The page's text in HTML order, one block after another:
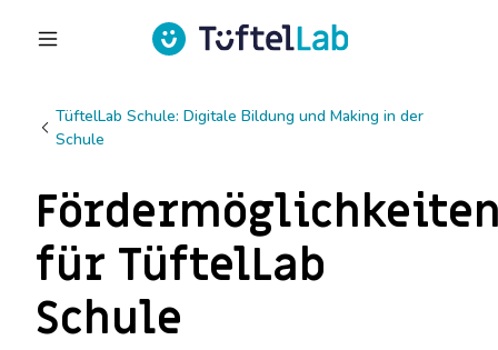
TüftelLab Schule: Digitale Bildung und Making in der
Schule
für TüftelLab
Schule